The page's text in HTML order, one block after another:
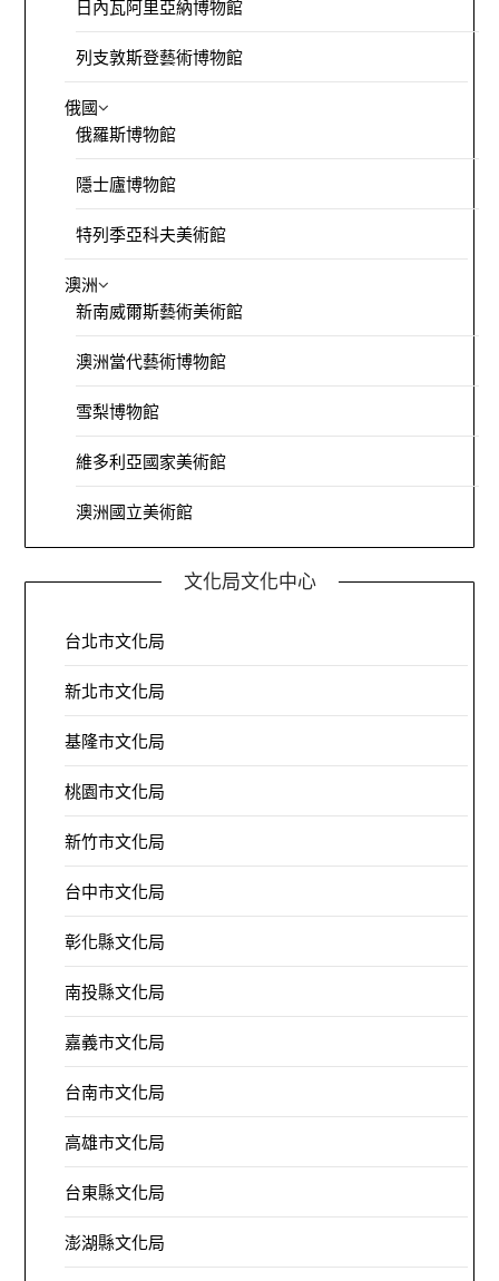
日內瓦阿里亞納博物館
列支敦斯登藝術博物館
俄國
俄羅斯博物館
隱士廬博物館
特列季亞科夫美術館
澳洲
新南威爾斯藝術美術館
澳洲當代藝術博物館
雪梨博物館
維多利亞國家美術館
澳洲國立美術館
文化局文化中心
台北市文化局
新北市文化局
基隆市文化局
桃園市文化局
新竹市文化局
台中市文化局
彰化縣文化局
南投縣文化局
嘉義市文化局
台南市文化局
高雄市文化局
台東縣文化局
澎湖縣文化局